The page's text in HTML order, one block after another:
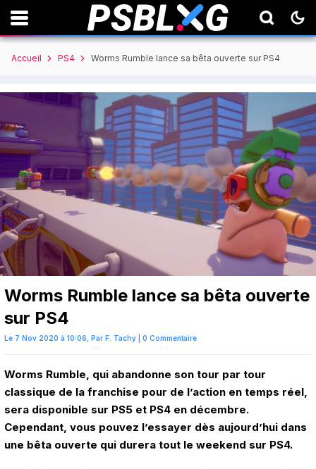
Accueil PS4 Worms Rumble lance sa bêta ouverte sur PS4
Worms Rumble lance sa bêta ouverte
sur PS4
Le 7 Nov 2020 à 10:06, Par F. Tachy 0 Commentaire
Worms Rumble, qui abandonne son tour par tour
classique de la franchise pour de l’action en temps réel,
sera disponible sur PS5 et PS4 en décembre.
Cependant, vous pouvez l’essayer dès aujourd’hui dans
une bêta ouverte qui durera tout le weekend sur PS4.